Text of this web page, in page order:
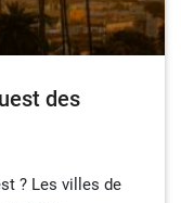
des
? Les villes de